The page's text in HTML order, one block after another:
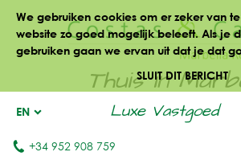
We gebruiken cookies om er zeker van
website zo goed mogelijk beleeft. Als je
gebruiken gaan we ervan uit dat je dat
SLUIT DIT BERICHT
Thuis in
Luxe Vastgoed
EN
+34 952 908 759